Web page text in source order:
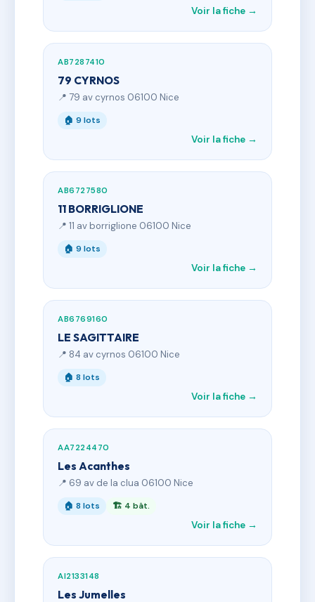
Voir la fiche →
AB7287410
79 CYRNOS
📍 79 av cyrnos 06100 Nice
🏠 9 lots
Voir la fiche →
AB6727580
11 BORRIGLIONE
📍 11 av borriglione 06100 Nice
🏠 9 lots
Voir la fiche →
AB6769160
LE SAGITTAIRE
📍 84 av cyrnos 06100 Nice
🏠 8 lots
Voir la fiche →
AA7224470
Les Acanthes
📍 69 av de la clua 06100 Nice
🏠 8 lots 🏗 4 bât.
Voir la fiche →
AI2133148
Les Jumelles